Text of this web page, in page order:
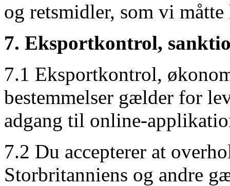
og retsmidler, som vi
7. Eksportkontrol,
7.1 Eksportkontrol,
bestemmelser gælder for
adgang til online-
7.2 Du accepterer at
Storbritanniens og andre